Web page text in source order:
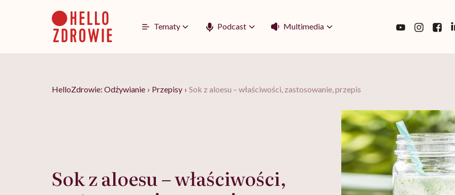
Tematy Podcast Multimedia
HelloZdrowie: Odżywianie › Przepisy › Sok z aloesu – właściwości, zastosowanie, przepis
Sok z aloesu – właściwości,